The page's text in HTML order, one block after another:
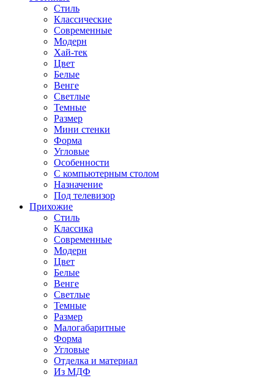
Стиль
Классические
Современные
Модерн
Хай-тек
Цвет
Белые
Венге
Светлые
Темные
Размер
Мини стенки
Форма
Угловые
Особенности
С компьютерным столом
Назначение
Под телевизор
Прихожие
Стиль
Классика
Современные
Модерн
Цвет
Белые
Венге
Светлые
Темные
Размер
Малогабаритные
Форма
Угловые
Отделка и материал
Из МДФ